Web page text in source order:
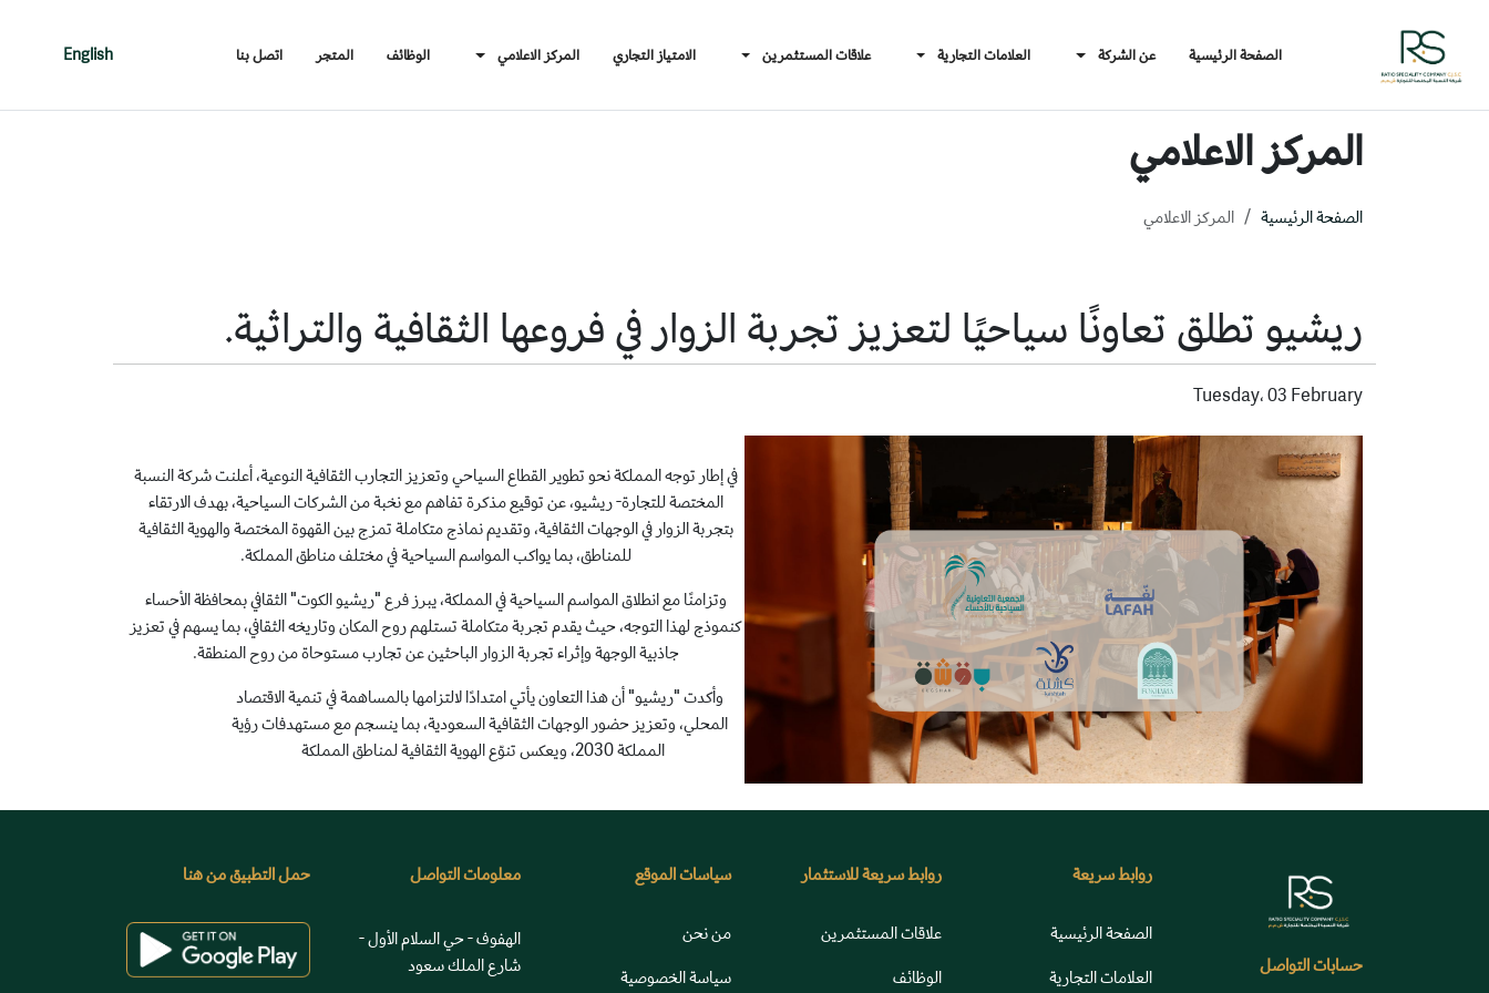
الصفحة الرئيسية عن الشركة العلامات التجارية علاقات المستثمرين الامتياز التجاري المركز الاعلامي الوظائف المتجر اتصل بنا English
المركز الاعلامي
الصفحة الرئيسية المركز الاعلامي
ريشيو تطلق تعاونًا سياحيًا لتعزيز تجربة الزوار في فروعها الثقافية والتراثية.
Tuesday، 03 February
في إطار توجه المملكة نحو تطوير القطاع السياحي وتعزيز التجارب الثقافية النوعية، أعلنت شركة النسبة
المختصة للتجارة- ريشيو، عن توقيع مذكرة تفاهم مع نخبة من الشركات السياحية، بهدف الارتقاء
بتجربة الزوار في الوجهات الثقافية، وتقديم نماذج متكاملة تمزج بين القهوة المختصة والهوية الثقافية
للمناطق، بما يواكب المواسم السياحية في مختلف مناطق المملكة.
وتزامنًا مع انطلاق المواسم السياحية في المملكة، يبرز فرع "ريشيو الكوت" الثقافي بمحافظة الأحساء
كنموذج لهذا التوجه، حيث يقدم تجربة متكاملة تستلهم روح المكان وتاريخه الثقافي، بما يسهم في تعزيز
جاذبية الوجهة وإثراء تجربة الزوار الباحثين عن تجارب مستوحاة من روح المنطقة.
وأكدت "ريشيو" أن هذا التعاون يأتي امتدادًا لالتزامها بالمساهمة في تنمية الاقتصاد
المحلي، وتعزيز حضور الوجهات الثقافية السعودية، بما ينسجم مع مستهدفات رؤية
المملكة 2030، ويعكس تنوّع الهوية الثقافية لمناطق المملكة
حسابات التواصل
روابط سريعة
الصفحة الرئيسية
العلامات التجارية
روابط سريعة للاستثمار
علاقات المستثمرين
الوظائف
سياسات الموقع
من نحن
سياسة الخصوصية
معلومات التواصل
الهفوف - حي السلام الأول -
شارع الملك سعود
حمل التطبيق من هنا